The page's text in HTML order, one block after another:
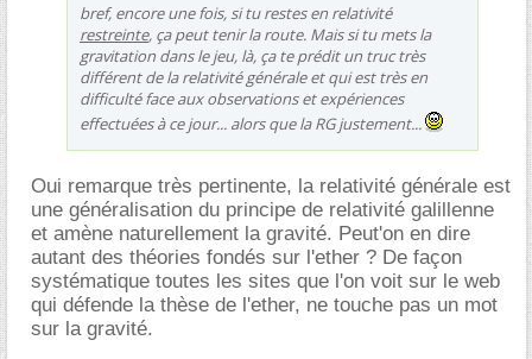
bref, encore une fois, si tu restes en relativité
restreinte, ça peut tenir la route. Mais si tu mets la
gravitation dans le jeu, là, ça te prédit un truc très
différent de la relativité générale et qui est très en
difficulté face aux observations et expériences
effectuées à ce jour... alors que la RG justement...
Oui remarque très pertinente, la relativité générale est
une généralisation du principe de relativité galillenne
et amène naturellement la gravité. Peut'on en dire
autant des théories fondés sur l'ether ? De façon
systématique toutes les sites que l'on voit sur le web
qui défende la thèse de l'ether, ne touche pas un mot
sur la gravité.